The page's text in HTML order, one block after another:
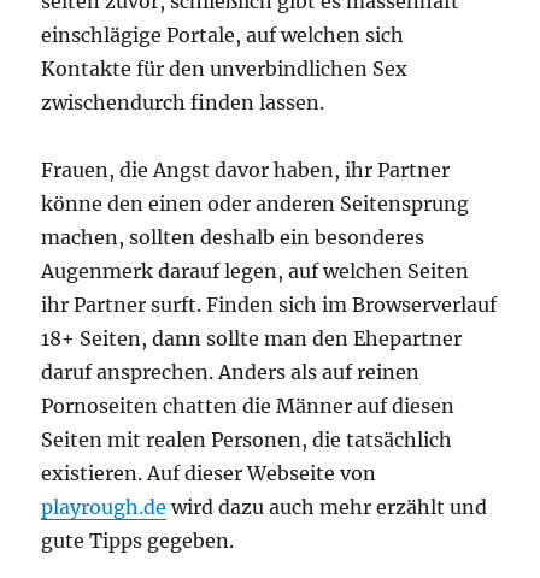
einschlägige Portale, auf welchen sich
Kontakte für den unverbindlichen Sex
zwischendurch finden lassen.
Frauen, die Angst davor haben, ihr Partner
könne den einen oder anderen Seitensprung
machen, sollten deshalb ein besonderes
Augenmerk darauf legen, auf welchen Seiten
ihr Partner surft. Finden sich im Browserverlauf
18+ Seiten, dann sollte man den Ehepartner
daruf ansprechen. Anders als auf reinen
Pornoseiten chatten die Männer auf diesen
Seiten mit realen Personen, die tatsächlich
existieren. Auf dieser Webseite von
playrough.de wird dazu auch mehr erzählt und
gute Tipps gegeben.